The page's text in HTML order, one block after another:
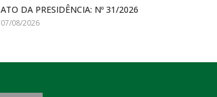
ATO DA PRESIDÊNCIA: Nº 31/2026
07/08/2026